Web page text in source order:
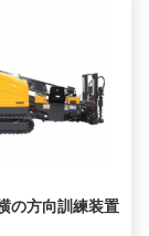
の方向訓練装置